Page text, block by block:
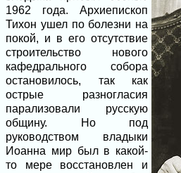
1962 года. Архиепископ
Тихон ушел по болезни на
покой, и в его отсутствие
строительство нового
кафедрального собора
остановилось, так как
острые разногласия
парализовали русскую
общину. Но под
руководством владыки
Иоанна мир был в какой-
то мере восстановлен и